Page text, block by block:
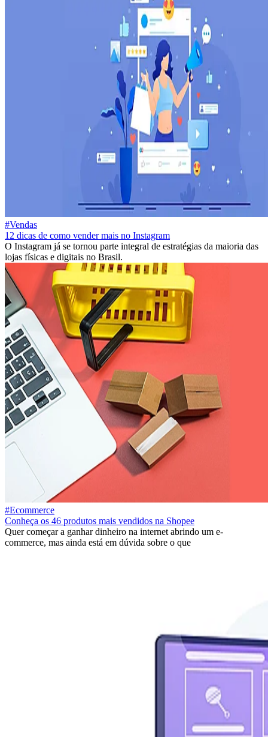
#Vendas
12 dicas de como vender mais no Instagram
O Instagram já se tornou parte integral de estratégias da maioria das
lojas físicas e digitais no Brasil.
#Ecommerce
Conheça os 46 produtos mais vendidos na Shopee
Quer começar a ganhar dinheiro na internet abrindo um e-
commerce, mas ainda está em dúvida sobre o que